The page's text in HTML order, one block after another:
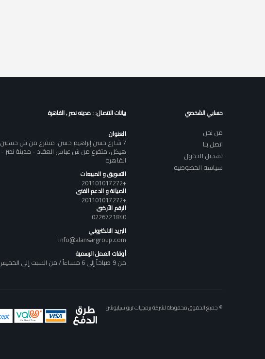
حسابي الشخصي
من نحن
اتصل بنا
تسجيل الدخول
سياسه الخصوصيه
بيانات الاتصال: : مدينه نصر , القاهرة
العنوان
7 شارع حسن إبراهيم حسن، متفرع من ش حسنين
هيكل، متفرع من ش عباس العقاد - مدينة نصر -
القاهرة
التسويق و المبيعات
+201101017272
الصيانة و الدعم الفنى
+201101017272
الرقم الأرضى
0226721840
البريد الالكتروني
info@alansargroup.com
أوقات العمل الرسمية
من 9 صباحاً إلى 6 مساءاً / من السبت إلى الخميس
© جميع الحقوق محفوظة لشركة برمجيات تربو سيليوشن